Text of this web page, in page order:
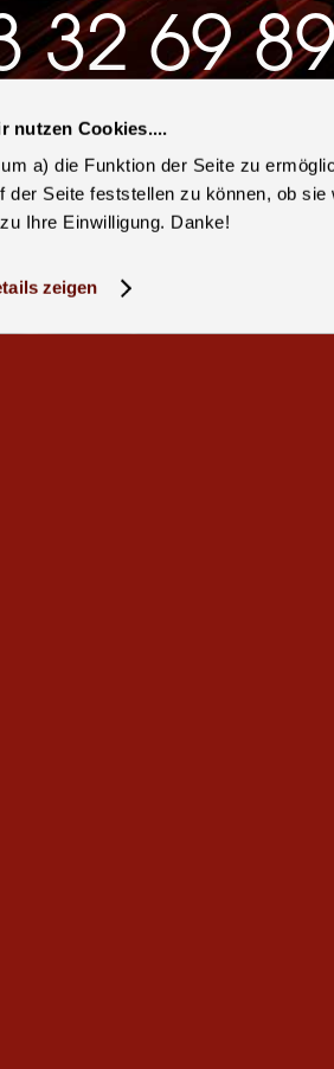
nutzen Cookies....
a) die Funktion der Seite zu
der Seite feststellen zu können, ob
Ihre Einwilligung. Danke!
zeigen
32 69
ein Mail.